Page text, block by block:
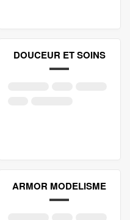
DOUCEUR ET SOINS
ARMOR MODELISME